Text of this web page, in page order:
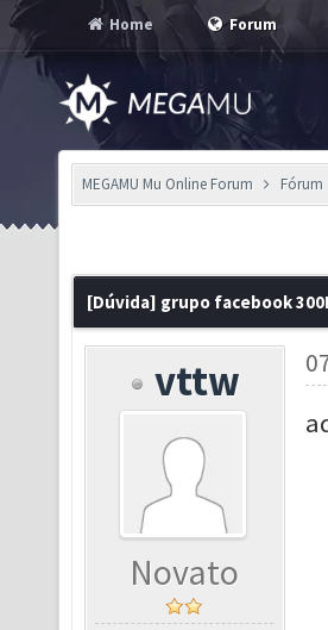
Home Forum
MEGAMU Mu Online Forum Fórum
[Dúvida] grupo facebook
vttw
Novato